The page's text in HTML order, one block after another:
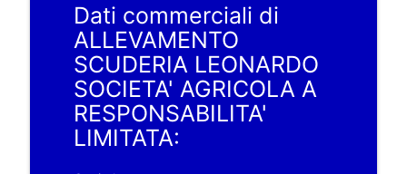
Dati commerciali di
ALLEVAMENTO
SCUDERIA LEONARDO
SOCIETA' AGRICOLA A
RESPONSABILITA'
LIMITATA: